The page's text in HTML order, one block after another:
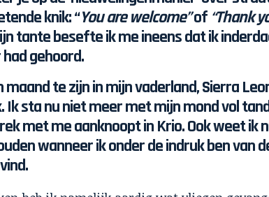
knik: “You are welcome”of “Thank
tante besefte ik me ineens dat ik
gehoord.
maand te zijn in mijn vaderland, Sierra
Ik sta nu niet meer met mijn mond vol
met me aanknoopt in Krio. Ook weet ik
wanneer ik onder de indruk ben van